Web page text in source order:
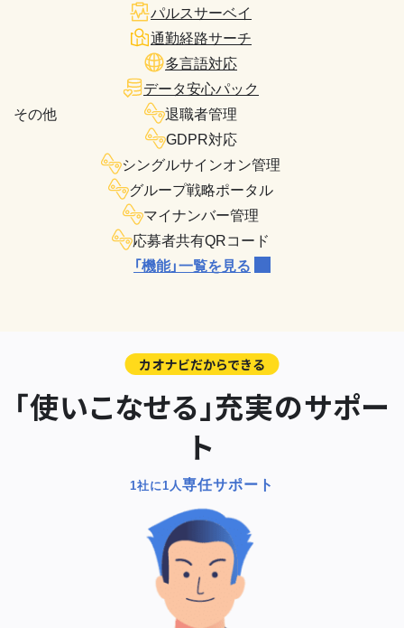
その他
パルスサーベイ
通勤経路サーチ
多言語対応
データ安心パック
退職者管理
GDPR対応
シングルサインオン管理
グループ戦略ポータル
マイナンバー管理
応募者共有QRコード
「機能」一覧を見る
カオナビだからできる
「使いこなせる」充実のサポー
ト
1社に1人専任サポート